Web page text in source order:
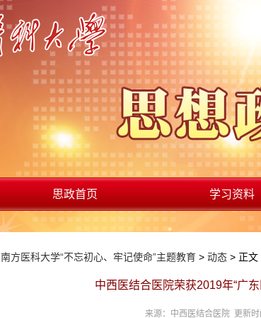
思政首页 学习资料
南方医科大学“不忘初心、牢记使命”主题教育 > 动态 > 正文
中西医结合医院荣获2019年“广
来源：中西医结合医院 更新